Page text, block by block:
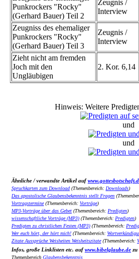
Punkrockers "Rocky"
(Gerhard Bauer) Teil 2
Zeugnis /
Interview
Zeugniss des ehemaliger
Punkrockers "Rocky"
(Gerhard Bauer) Teil 3
Zeugnis /
Interview
Zieht nicht am fremden
Joch mit den
Ungläubigen
2. Kor. 6,14
Hinweis: Weitere
und
und
Ähnliche / verwandte Artikel auf
Spruchkarten zum Download (Themenbereich: Downloads)
Das apostolische Glaubensbekenntnis stellt Fragen
Vortragstermine(Themenbereich: Vorträge)
MP3-Vorträge über das Gebet (Themenbereich: Predigten)
wissenschaftliche Vorträge (MP3) (Themenbereich: Predigten)
Predigten zu christlichen Festen (MP3) (Themenbereich:
Wer euch hört, der hört mich! (Themenbereich:
Zitate Aussprüche Weisheiten Weisheitszitate(Themenbereich:
Infos, große Linklisten etc. aufwww.bibelglaube.de zu
Themenbereich Glaubensbekenntnis